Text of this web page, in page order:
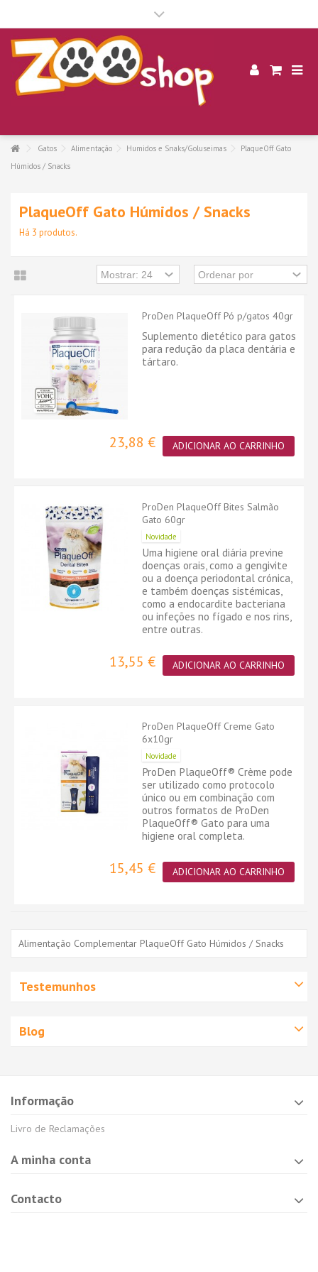
Gatos Alimentação Humidos e Snaks/Goluseimas
PlaqueOff Gato
Húmidos / Snacks
PlaqueOff Gato Húmidos / Snacks
Há 3 produtos.
ProDen PlaqueOff Pó p/gatos 40gr
Suplemento dietético para gatos
para redução da placa dentária e
tártaro.
23,88 € ADICIONAR AO CARRINHO
ProDen PlaqueOff Bites Salmão
Gato 60gr
Novidade
Uma higiene oral diária previne
doenças orais, como a gengivite
ou a doença periodontal crónica,
e também doenças sistémicas,
como a endocardite bacteriana
ou infeções no fígado e nos rins,
entre outras.
13,55 € ADICIONAR AO CARRINHO
ProDen PlaqueOff Creme Gato
6x10gr
Novidade
ProDen PlaqueOff® Crème pode
ser utilizado como protocolo
único ou em combinação com
outros formatos de ProDen
PlaqueOff® Gato para uma
higiene oral completa.
15,45 € ADICIONAR AO CARRINHO
Alimentação Complementar PlaqueOff Gato Húmidos / Snacks
Testemunhos
Blog
Informação
Livro de Reclamações
A minha conta
Contacto